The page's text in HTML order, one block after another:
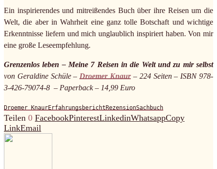
Ein inspirierendes und mitreißendes Buch über ihre Reisen um die
Welt, die aber in Wahrheit eine ganz tolle Botschaft und wichtige
Erkenntnisse liefern und mich unglaublich inspiriert haben. Von mir
eine große Leseempfehlung.
Grenzenlos leben – Meine 7 Reisen in die Welt und zu mir selbst
von Geraldine Schüle – Droemer Knaur– 224 Seiten – ISBN 978-
3-426-79074-8 – Paperback – 14,99 Euro
Droemer KnaurErfahrungsberichtRezensionSachbuch
Teilen 0 FacebookPinterestLinkedinWhatsappCopy
LinkEmail